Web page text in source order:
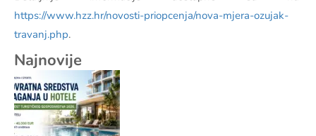
https://www.hzz.hr/novosti-priopcenja/nova-mjera-ozujak-
travanj.php.
Najnovije